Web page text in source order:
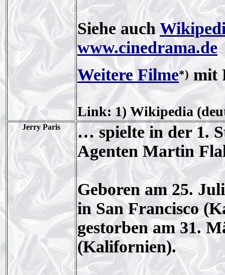
Siehe auch
www.cinedrama.de
Weitere Filme*) mit
Link: 1) Wikipedia
Jerry Paris
… spielte in der 1.
Agenten Martin
Geboren am 25.
in San Francisco
gestorben am 31.
(Kalifornien).